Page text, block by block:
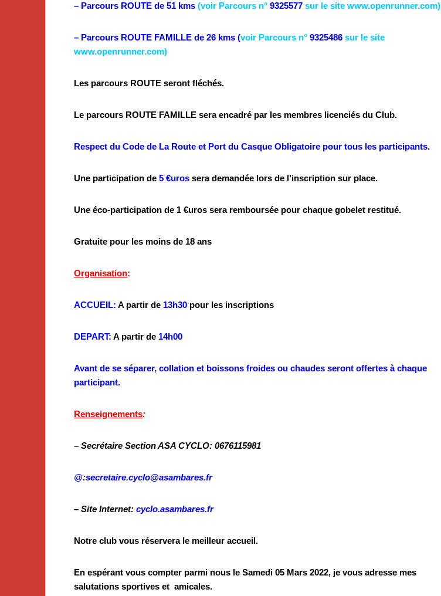
– Parcours ROUTE de 51 kms (voir Parcours n° 9325577 sur le site www.openrunner.com)
– Parcours ROUTE FAMILLE de 26 kms (voir Parcours n° 9325486 sur le site
www.openrunner.com)
Les parcours ROUTE seront fléchés.
Le parcours ROUTE FAMILLE sera encadré par les membres licenciés du Club.
Respect du Code de La Route et Port du Casque Obligatoire pour tous les participants.
Une participation de 5 €uros sera demandée lors de l’inscription sur place.
Une éco-participation de 1 €uros sera remboursée pour chaque gobelet restitué.
Gratuite pour les moins de 18 ans
Organisation:
ACCUEIL: A partir de 13h30 pour les inscriptions
DEPART: A partir de 14h00
Avant de se séparer, collation et boissons froides ou chaudes seront offertes à chaque
participant.
Renseignements:
– Secrétaire Section ASA CYCLO: 0676115981
@:secretaire.cyclo@asambares.fr
– Site Internet: cyclo.asambares.fr
Notre club vous réservera le meilleur accueil.
En espérant vous compter parmi nous le Samedi 05 Mars 2022, je vous adresse mes
salutations sportives et amicales.